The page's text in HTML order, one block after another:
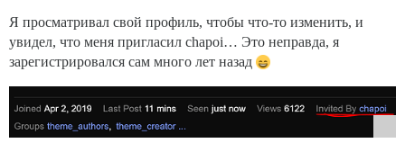
Я просматривал свой профиль, чтобы что-то изменить, и
увидел, что меня пригласил chapoi… Это неправда, я
зарегистрировался сам много лет назад